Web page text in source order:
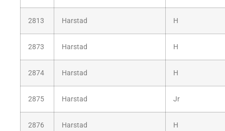
2813 Harstad H
2873 Harstad H
2874 Harstad H
2875 Harstad Jr
2876 Harstad H